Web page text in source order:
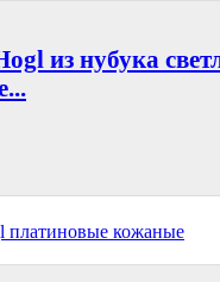
из нубука